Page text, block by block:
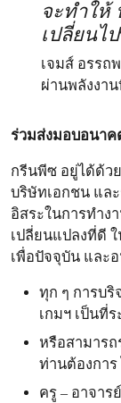
จะทำให้
เปลี่ยนไป
เจมส์ อรรถ
ผ่านพลังงา
ร่วมส่งมอบอนา
กรีนพีซ อยู่ได้ด้ว
บริษัทเอกชน แล
อิสระในการทำง
เปลี่ยนแปลงที่ดี
เพื่อปัจจุบัน และ
ทุก ๆ การบริ
เกมฯ เป็นที่
หรือสามารถ
ท่านต้องการ
ครู – อาจา